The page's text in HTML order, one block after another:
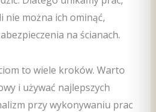
nie można ich ominąć,
na ścianach.
to wiele kroków. Warto
i używać najlepszych
przy wykonywaniu prac